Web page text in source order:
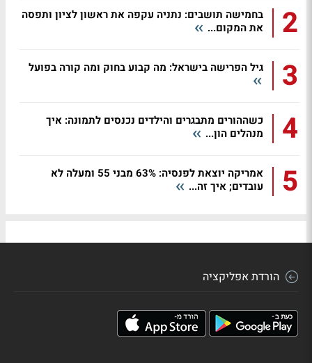
2
בחמישה תושבים: נתניה עקפה את ראשון לציון ותפסה
את המקום...
3 גיל הפרישה בישראל: מה קבוע בחוק ומה קורה בפועל
4
כשההורים מתבגרים והילדים נכנסים לתמונה: איך
מנהלים הון...
5
אמריקה יוצאת לפנסיה: 63% מבני 55 ומעלה לא
עובדים; איך זה...
הורדת אפליקציה